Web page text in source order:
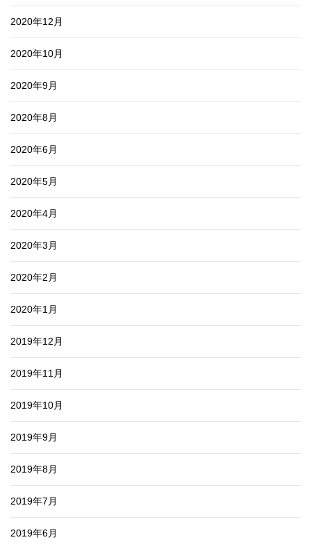
2020年12月
2020年10月
2020年9月
2020年8月
2020年6月
2020年5月
2020年4月
2020年3月
2020年2月
2020年1月
2019年12月
2019年11月
2019年10月
2019年9月
2019年8月
2019年7月
2019年6月